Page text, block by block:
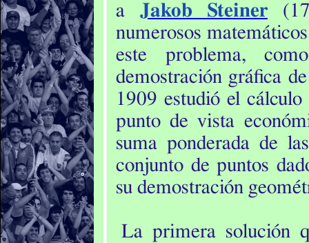
a Jakob Steiner
numerosos
este problema,
demostración gráfica
1909 estudió el
punto de vista
suma ponderada de
conjunto de puntos
su demostración
La primera solución